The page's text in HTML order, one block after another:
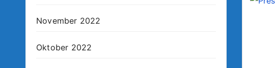
November 2022
Oktober 2022